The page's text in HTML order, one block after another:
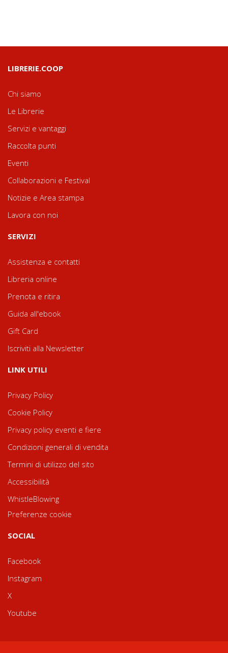
LIBRERIE.COOP
Chi siamo
Le Librerie
Servizi e vantaggi
Raccolta punti
Eventi
Collaborazioni e Festival
Notizie e Area stampa
Lavora con noi
SERVIZI
Assistenza e contatti
Libreria online
Prenota e ritira
Guida all'ebook
Gift Card
Iscriviti alla Newsletter
LINK UTILI
Privacy Policy
Cookie Policy
Privacy policy eventi e fiere
Condizioni generali di vendita
Termini di utilizzo del sito
Accessibilità
WhistleBlowing
Preferenze cookie
SOCIAL
Facebook
Instagram
X
Youtube